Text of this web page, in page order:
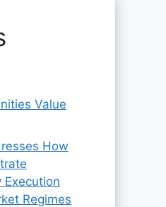
Value
How
Execution
Regimes